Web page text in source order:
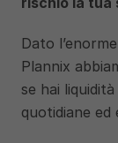
Dato
Plannix
se hai
quotidiane ed